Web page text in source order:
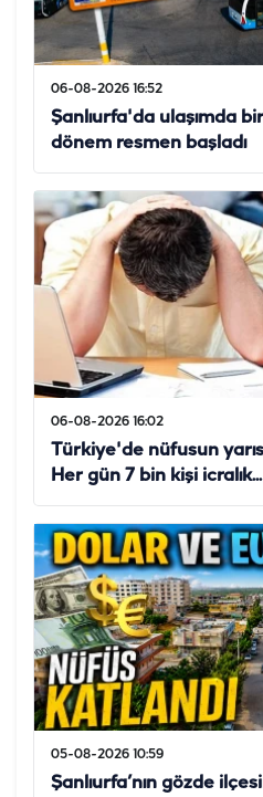
06-08-2026 16:52
Şanlıurfa'da ulaşımda
dönem resmen başladı
06-08-2026 16:02
Türkiye'de nüfusun
Her gün 7 bin kişi icralık...
05-08-2026 10:59
Şanlıurfa’nın gözde